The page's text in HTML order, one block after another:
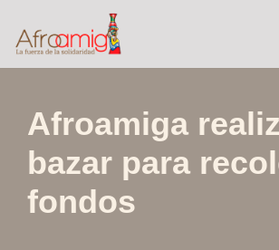
Saltar
al
Afroamiga
bazar para
fondos